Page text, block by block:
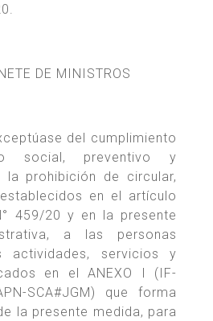
DE MINISTROS
del cumplimiento
social, preventivo y
la prohibición de circular,
en el artículo
459/20 y en la presente
a las personas
actividades, servicios y
en el ANEXO I (IF-
SCA#JGM) que forma
la presente medida, para